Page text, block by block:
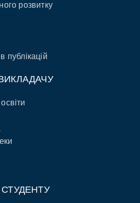
розвитку
публікацій
СТУДЕНТУ